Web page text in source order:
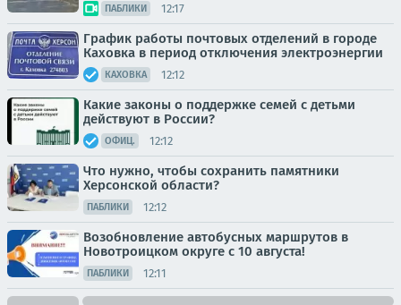
ПАБЛИКИ 12:17
График работы почтовых отделений в городе
Каховка в период отключения электроэнергии
КАХОВКА 12:12
Какие законы о поддержке семей с детьми
действуют в России?
ОФИЦ. 12:12
Что нужно, чтобы сохранить памятники
Херсонской области?
ПАБЛИКИ 12:12
Возобновление автобусных маршрутов в
Новотроицком округе с 10 августа!
ПАБЛИКИ 12:11